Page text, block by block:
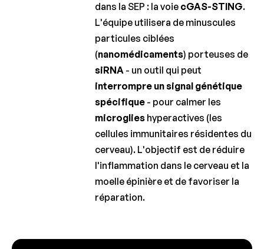
2017
dans la SEP : la voie cGAS-STING.
L'équipe utilisera de minuscules
particules ciblées
(nanomédicaments) porteuses de
siRNA - un outil qui peut
interrompre un signal génétique
spécifique - pour calmer les
microglies hyperactives (les
cellules immunitaires résidentes du
cerveau). L'objectif est de réduire
l'inflammation dans le cerveau et la
moelle épinière et de favoriser la
réparation.